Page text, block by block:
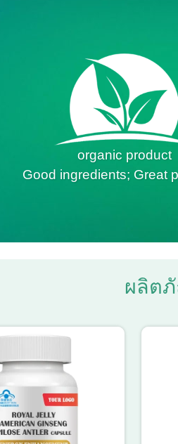
organic product
Good ingredients; Great
ผลิต